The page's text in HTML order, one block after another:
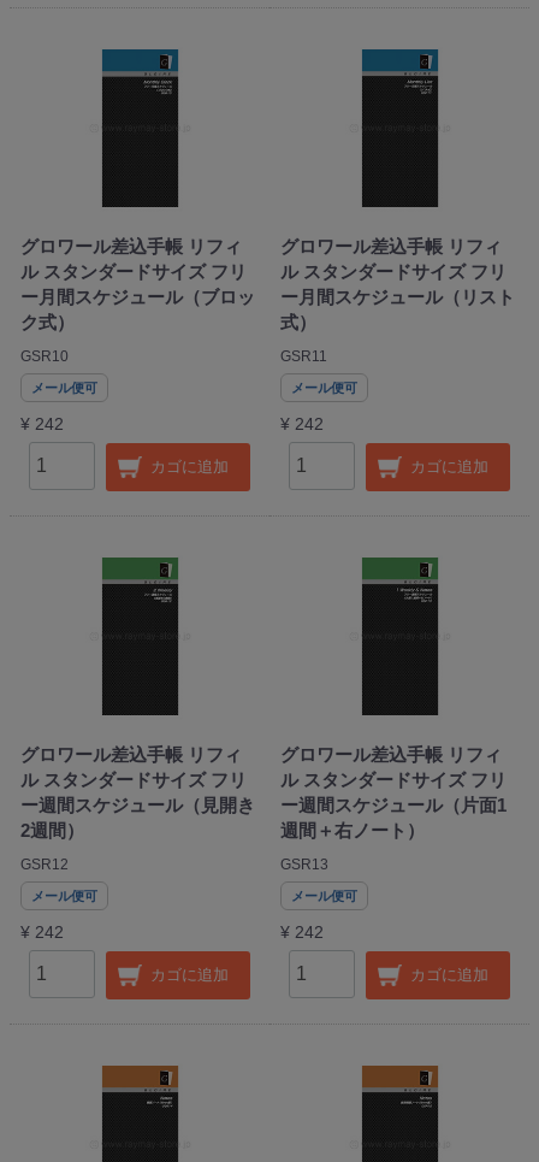
グロワール差込手帳 リフィ
ル スタンダードサイズ フリ
ー月間スケジュール（ブロッ
ク式）
GSR10
メール便可
¥ 242
カゴに追加
グロワール差込手帳 リフィ
ル スタンダードサイズ フリ
ー月間スケジュール（リスト
式）
GSR11
メール便可
¥ 242
カゴに追加
グロワール差込手帳 リフィ
ル スタンダードサイズ フリ
ー週間スケジュール（見開き
2週間）
GSR12
メール便可
¥ 242
カゴに追加
グロワール差込手帳 リフィ
ル スタンダードサイズ フリ
ー週間スケジュール（片面1
週間＋右ノート）
GSR13
メール便可
¥ 242
カゴに追加